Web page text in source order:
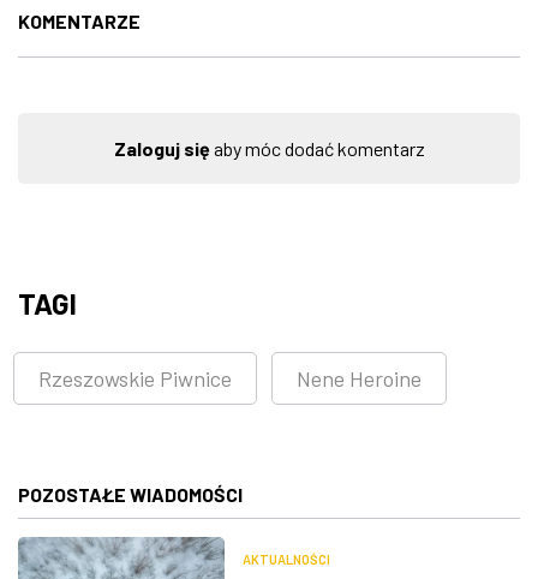
KOMENTARZE
Zaloguj sięaby móc dodać komentarz
TAGI
Rzeszowskie Piwnice Nene Heroine
POZOSTAŁE WIADOMOŚCI
AKTUALNOŚCI